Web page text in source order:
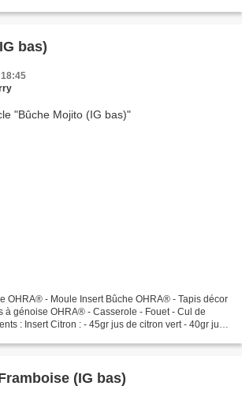
bas)
OHRA® - Moule Insert Bûche OHRA® - Tapis décor
à génoise OHRA® - Casserole - Fouet - Cul de
: Insert Citron : - 45gr jus de citron vert - 40gr jus
(IG bas)